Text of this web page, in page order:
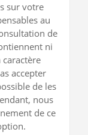
sur votre
au
de
ni
accepter
de les
nous
de ce